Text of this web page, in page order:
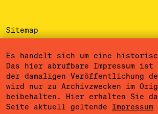
Sitemap
Datenschutzerklärung
Nutzungsbedingungen
Cookieeinstellungen
Es handelt sich um eine
Das hier abrufbare Impressum ist
der damaligen Veröffentlichung
wird nur zu Archivzwecken im
beibehalten. Hier erhalten Sie
Seite aktuell geltende Impressum